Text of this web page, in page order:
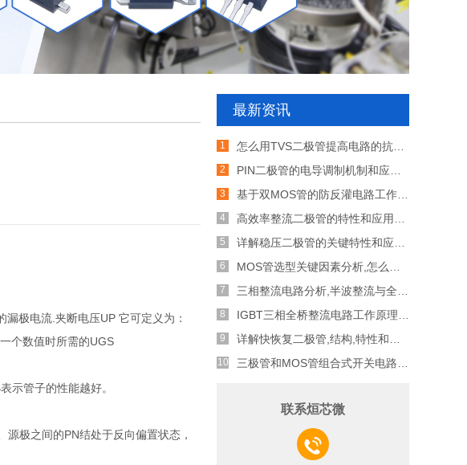
极电流.夹断电压UP 它可定义为：
个数值时所需的UGS
示管子的性能越好。
极之间的PN结处于反向偏置状态，
最新资讯
怎么用TVS二极管提高电路的抗突波能力
PIN二极管的电导调制机制和应用介绍
基于双MOS管的防反灌电路工作原理介绍
高效率整流二极管的特性和应用介绍
详解稳压二极管的关键特性和应用原理
MOS管选型关键因素分析,怎么选择合适的参数
三相整流电路分析,半波整流与全波整流的工作原理
IGBT三相全桥整流电路工作原理介绍
详解快恢复二极管,结构,特性和应用介绍
三极管和MOS管组合式开关电路分析
联系烜芯微
